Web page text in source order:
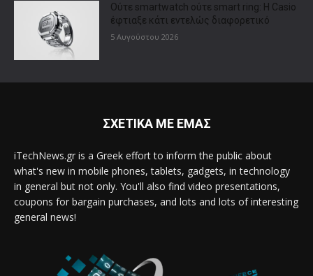
Ούτε smartwatch ούτε smart ring: Η Casio
έφτιαξε κάτι εντελώς διαφορετικό
5 Αυγούστου 2026
ΣΧΕΤΙΚΑ ΜΕ ΕΜΑΣ
iTechNews.gr is a Greek effort to inform the public about
what's new in mobile phones, tablets, gadgets, in technology
in general but not only. You'll also find video presentations,
coupons for bargain purchases, and lots and lots of interesting
general news!